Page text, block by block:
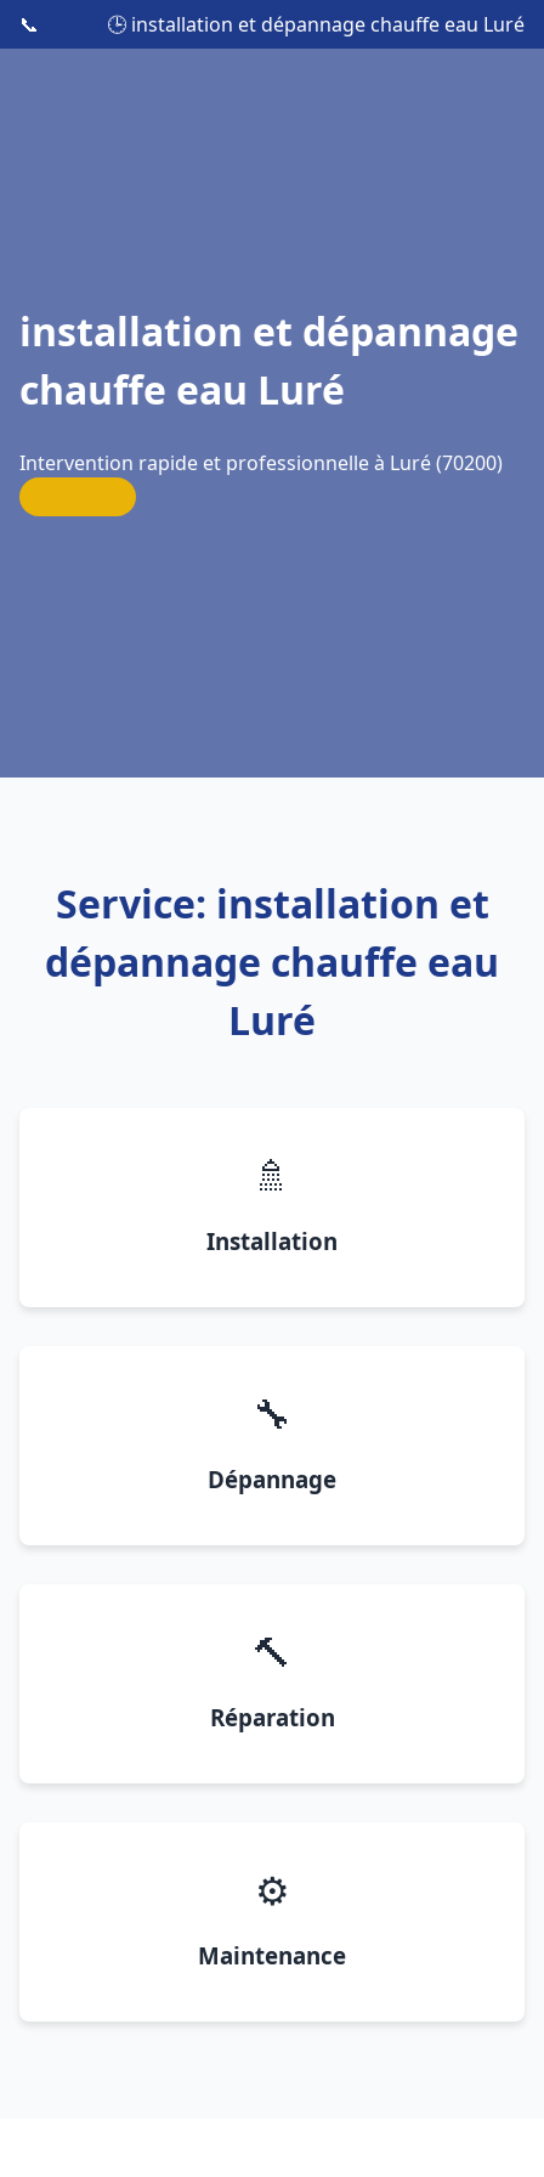
📞 🕒 installation et dépannage chauffe eau Luré
installation et dépannage
chauffe eau Luré
Intervention rapide et professionnelle à Luré (70200)
Service: installation et
dépannage chauffe eau
Luré
🚿
Installation
🔧
Dépannage
🔨
Réparation
⚙️
Maintenance